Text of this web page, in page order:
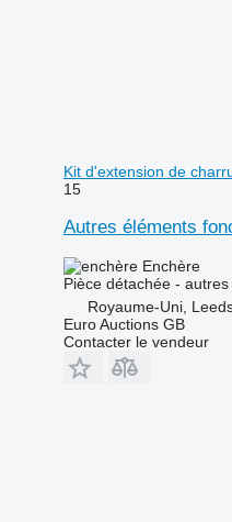
Kit d'extension de
15
Autres éléments
Enchère
Pièce détachée -
Royaume-Uni,
Euro Auctions GB
Contacter le vendeur